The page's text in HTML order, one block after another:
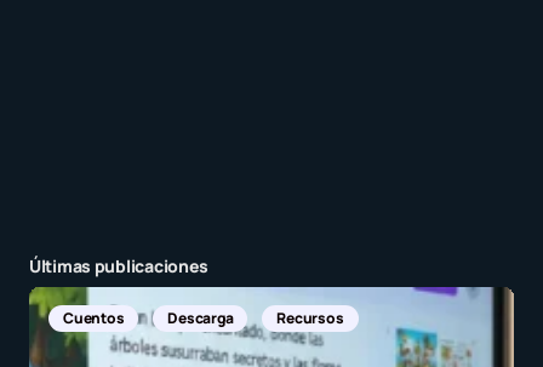
Últimas publicaciones
Noticias Internacionales